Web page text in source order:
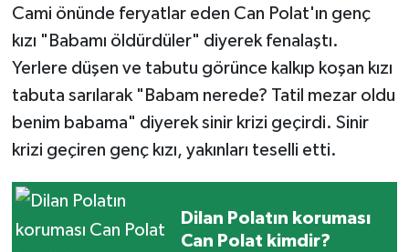
Cami önünde feryatlar eden Can Polat'ın genç
kızı "Babamı öldürdüler" diyerek fenalaştı.
Yerlere düşen ve tabutu görünce kalkıp koşan kızı
tabuta sarılarak "Babam nerede? Tatil mezar oldu
benim babama" diyerek sinir krizi geçirdi. Sinir
krizi geçiren genç kızı, yakınları teselli etti.
Dilan Polatın koruması
Can Polat kimdir?